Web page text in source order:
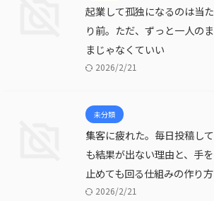
起業して孤独になるのは当た
り前。ただ、ずっと一人のま
まじゃなくていい
2026/2/21
未分類
集客に疲れた。毎日投稿して
も結果が出ない理由と、手を
止めても回る仕組みの作り方
2026/2/21